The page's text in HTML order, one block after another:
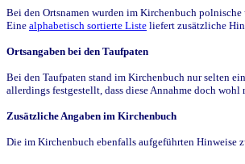
Bei den Ortsnamen wurden im Kirchenbuch
Eine alphabetisch sortierte Liste liefert zusätzliche
Ortsangaben bei den Taufpaten
Bei den Taufpaten stand im Kirchenbuch nur selten
allerdings festgestellt, dass diese Annahme doch
Zusätzliche Angaben im Kirchenbuch
Die im Kirchenbuch ebenfalls aufgeführten Hinweise